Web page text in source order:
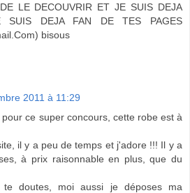
LE DECOUVRIR ET JE SUIS DEJA
SUIS DEJA FAN DE TES PAGES
bisous
2011 à 11:29
ce super concours, cette robe est à
il y a peu de temps et j'adore !!! Il y a
à prix raisonnable en plus, que du
doutes, moi aussi je déposes ma